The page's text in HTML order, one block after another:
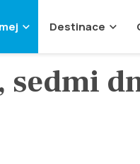
Destinace
sedmi